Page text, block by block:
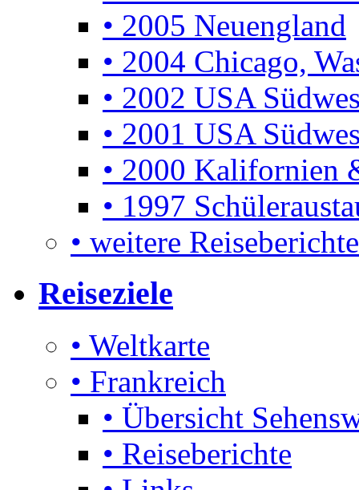
• 2005 Neuengland
• 2004 Chicago,
• 2002 USA
• 2001 USA
• 2000 Kalifornien
• 1997
• weitere
Reiseziele
• Weltkarte
• Frankreich
• Übersicht
• Reiseberichte